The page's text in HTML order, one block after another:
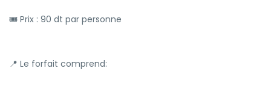
🎟 Prix : 90 dt par personne
📍 Le forfait comprend: